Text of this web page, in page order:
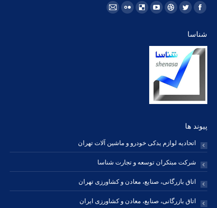
مارا در اینجا پیدا کنید:
فیسبوک
opens
in
new
window
توئیتر
new
window
Dribbble
in
new
window
یوتیوب
in
new
Delicious
فلیکرایمیل
شناسا
پیوند ها
اتحادیه لوازم یدکی خودرو و ماشین آلات تهران
شرکت مبتکران توسعه و تجارت شناسا
اتاق بازرگانی، صنایع، معادن و کشاورزی تهران
اتاق بازرگانی، صنایع، معادن و کشاورزی ایران